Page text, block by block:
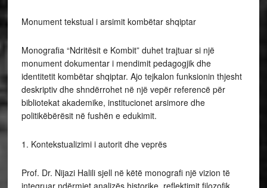
Monument tekstual i arsimit kombëtar shqiptar
Monografia “Ndritësit e Kombit” duhet trajtuar si një
monument dokumentar i mendimit pedagogjik dhe
identitetit kombëtar shqiptar. Ajo tejkalon funksionin thjesht
deskriptiv dhe shndërrohet në një vepër referencë për
bibliotekat akademike, institucionet arsimore dhe
politikëbërësit në fushën e edukimit.
1. Kontekstualizimi i autorit dhe veprës
Prof. Dr. Nijazi Halili sjell në këtë monografi një vizion të